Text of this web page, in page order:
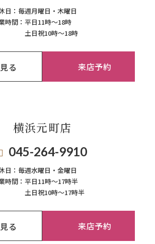
日： 毎週月曜日・木曜日
時間： 平日11時～18時
土日祝10時～18時
る 来店予約
横浜元町店
045-264-9910
日： 毎週⽔曜⽇‧⾦曜⽇
時間： 平日11時～17時半
土日祝10時～17時半
る 来店予約